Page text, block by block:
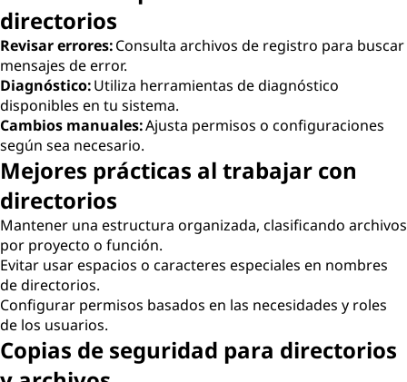
directorios
Revisar errores:Consulta archivos de registro para buscar
mensajes de error.
Diagnóstico:Utiliza herramientas de diagnóstico
disponibles en tu sistema.
Cambios manuales:Ajusta permisos o configuraciones
según sea necesario.
Mejores prácticas al trabajar con
directorios
Mantener una estructura organizada, clasificando archivos
por proyecto o función.
Evitar usar espacios o caracteres especiales en nombres
de directorios.
Configurar permisos basados en las necesidades y roles
de los usuarios.
Copias de seguridad para directorios